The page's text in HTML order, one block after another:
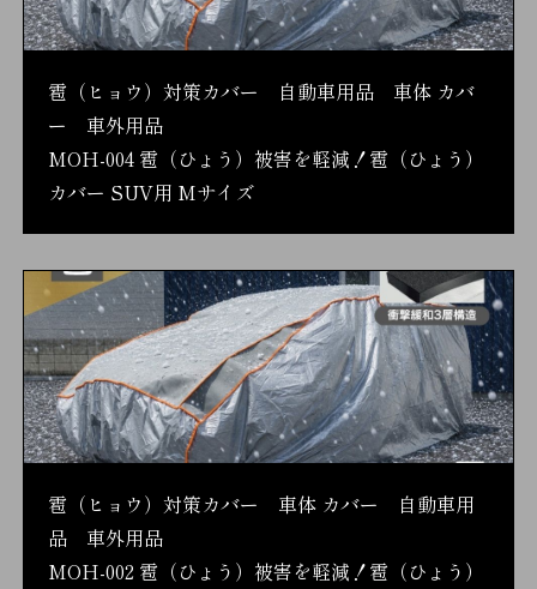
雹（ヒョウ）対策カバー 自動車用品 車体 カバ
ー 車外用品
MOH-004 雹（ひょう）被害を軽減！雹（ひょう）
カバー SUV用 Mサイズ
雹（ヒョウ）対策カバー 車体 カバー 自動車用
品 車外用品
MOH-002 雹（ひょう）被害を軽減！雹（ひょう）